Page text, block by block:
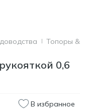
Топоры &
0,6
В избранное